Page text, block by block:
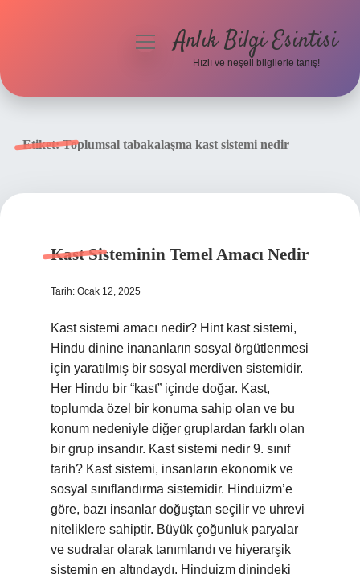
menüyüAnlık Bilgi Esintisi
Hızlı ve neşeli bilgilerle tanış!
Etiket:Toplumsal tabakalaşma kast sistemi nedir
Kast Sisteminin Temel Amacı Nedir
Tarih: Ocak 12, 2025
Kast sistemi amacı nedir? Hint kast sistemi,
Hindu dinine inananların sosyal örgütlenmesi
için yaratılmış bir sosyal merdiven sistemidir.
Her Hindu bir “kast” içinde doğar. Kast,
toplumda özel bir konuma sahip olan ve bu
konum nedeniyle diğer gruplardan farklı olan
bir grup insandır. Kast sistemi nedir 9. sınıf
tarih? Kast sistemi, insanların ekonomik ve
sosyal sınıflandırma sistemidir. Hinduizm’e
göre, bazı insanlar doğuştan seçilir ve uhrevi
niteliklere sahiptir. Büyük çoğunluk paryalar
ve sudralar olarak tanımlandı ve hiyerarşik
sistemin en altındaydı. Hinduizm dinindeki